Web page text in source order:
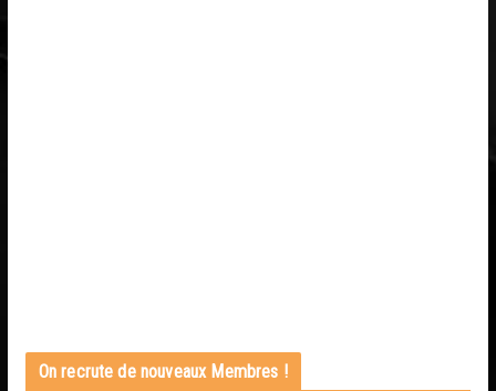
On recrute de nouveaux Membres !